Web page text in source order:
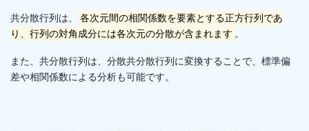
共分散行列は、
各次元間の相関係数を要素とする正方行列であ
り、行列の対角成分には各次元の分散が含まれます 。
また、共分散行列は、分散共分散行列に変換することで、標準偏
差や相関係数による分析も可能です。